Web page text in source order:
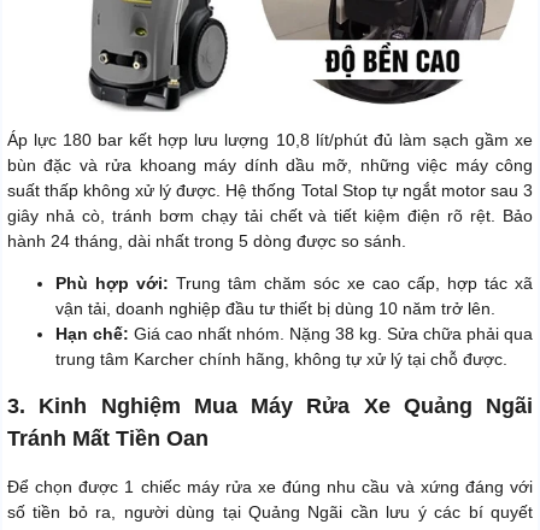
Áp lực 180 bar kết hợp lưu lượng 10,8 lít/phút đủ làm sạch gầm xe
bùn đặc và rửa khoang máy dính dầu mỡ, những việc máy công
suất thấp không xử lý được. Hệ thống Total Stop tự ngắt motor sau 3
giây nhả cò, tránh bơm chạy tải chết và tiết kiệm điện rõ rệt. Bảo
hành 24 tháng, dài nhất trong 5 dòng được so sánh.
Phù hợp với: Trung tâm chăm sóc xe cao cấp, hợp tác xã
vận tải, doanh nghiệp đầu tư thiết bị dùng 10 năm trở lên.
Hạn chế: Giá cao nhất nhóm. Nặng 38 kg. Sửa chữa phải qua
trung tâm Karcher chính hãng, không tự xử lý tại chỗ được.
3. Kinh Nghiệm Mua Máy Rửa Xe Quảng Ngãi
Tránh Mất Tiền Oan
Để chọn được 1 chiếc máy rửa xe đúng nhu cầu và xứng đáng với
số tiền bỏ ra, người dùng tại Quảng Ngãi cần lưu ý các bí quyết